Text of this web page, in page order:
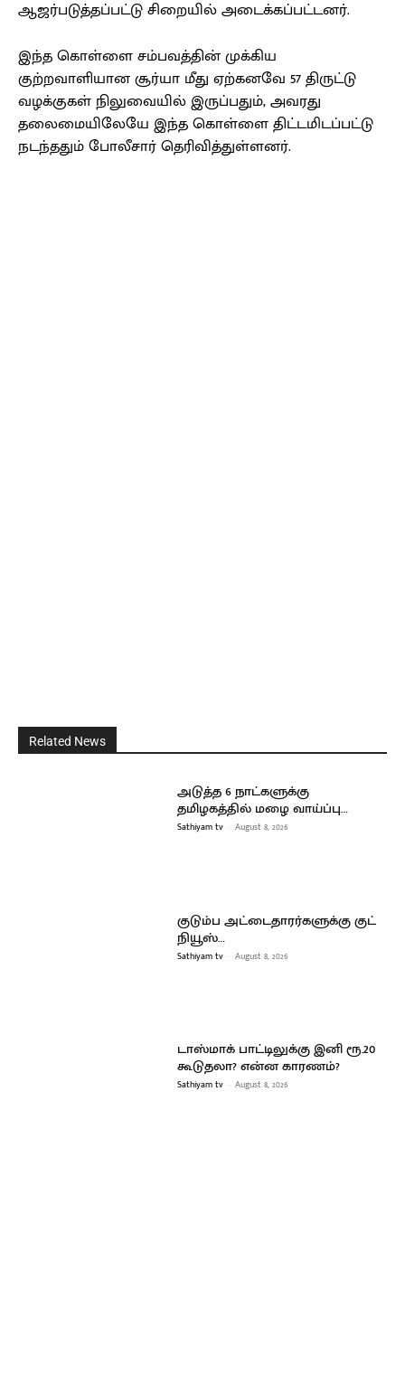
ஆஜர்படுத்தப்பட்டு சிறையில் அடைக்கப்பட்டனர்.
இந்த கொள்ளை சம்பவத்தின் முக்கிய
குற்றவாளியான சூர்யா மீது ஏற்கனவே 57 திருட்டு
வழக்குகள் நிலுவையில் இருப்பதும், அவரது
தலைமையிலேயே இந்த கொள்ளை திட்டமிடப்பட்டு
நடந்ததும் போலீசார் தெரிவித்துள்ளனர்.
Related News
அடுத்த 6 நாட்களுக்கு
தமிழகத்தில் மழை வாய்ப்பு…
Sathiyam tv - August 8, 2026
குடும்ப அட்டைதாரர்களுக்கு குட்
நியூஸ்…
Sathiyam tv - August 8, 2026
டாஸ்மாக் பாட்டிலுக்கு இனி ரூ.20
கூடுதலா? என்ன காரணம்?
Sathiyam tv - August 8, 2026